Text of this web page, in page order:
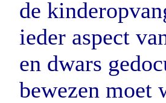
de
ieder aspect
en dwars
bewezen moet